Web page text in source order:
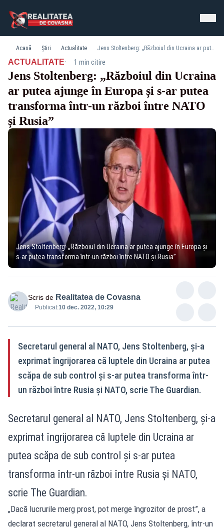
Acasă Știri Actualitate Jens Stoltenberg: „Războiul din Ucraina ar putea ajunge în Europa și s-ar putea transforma într-un război între NATO și Rusia”
ACTUALITATE· 1 min citire
Jens Stoltenberg: „Războiul din Ucraina
ar putea ajunge în Europa și s-ar putea
transforma într-un război între NATO
și Rusia”
Jens Stoltenberg: „Războiul din Ucraina ar putea ajunge în Europa și
s-ar putea transforma într-un război între NATO și Rusia”
Scris de Realitatea de Covasna
Publicat:10 dec. 2022, 10:29
Secretarul general al NATO, Jens Stoltenberg, și-a
exprimat îngrijorarea că luptele din Ucraina ar putea
scăpa de sub control și s-ar putea transforma într-
un război între Rusia și NATO, scrie The Guardian.
Secretarul general al NATO, Jens Stoltenberg, și-a
exprimat îngrijorarea că luptele din Ucraina ar
putea scăpa de sub control și s-ar putea
transforma într-un război între Rusia și NATO,
scrie The Guardian.
„Dacă lucrurile merg prost, pot merge îngrozitor de prost”, a
declarat secretarul general al NATO, Jens Stoltenberg, într-un